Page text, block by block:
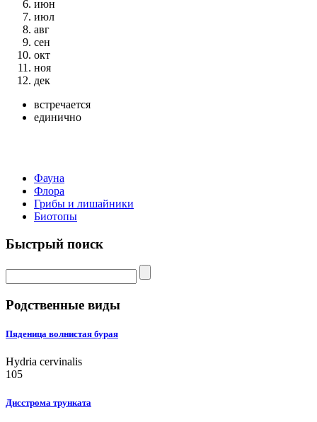
июн
июл
авг
сен
окт
ноя
дек
встречается
единично
Фауна
Флора
Грибы и лишайники
Биотопы
Быстрый поиск
Родственные виды
Пяденица волнистая бурая
Hydria cervinalis
105
Дисстрома трунката